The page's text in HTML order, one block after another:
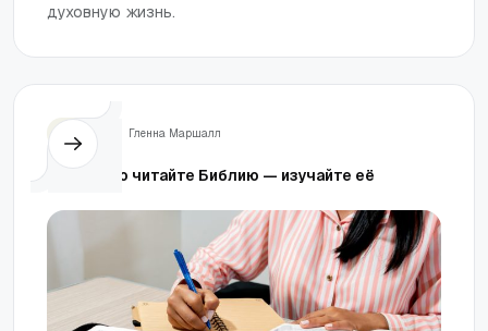
духовную жизнь.
Гленна Маршалл
Не просто читайте Библию — изучайте её